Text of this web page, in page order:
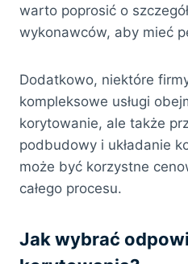
warto poprosić o
wykonawców, aby mieć
Dodatkowo, niektóre
kompleksowe usługi
korytowanie, ale także
podbudowy i układanie
może być korzystne
całego procesu.
Jak wybrać